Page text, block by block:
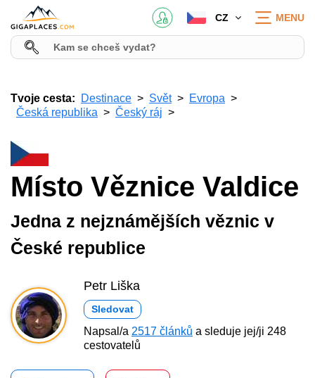
CZ MENU
Tvoje cesta: Destinace Svět
Evropa
Česká republika
Český ráj
Místo Věznice Valdice
Jedna z nejznámějších věznic v
České republice
Petr Liška
Sledovat
Napsal/a 2517 článků a sleduje jej/ji 248
cestovatelů